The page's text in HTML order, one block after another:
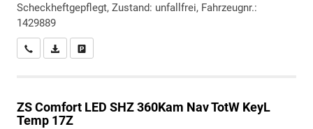
Scheckheftgepflegt, Zustand: unfallfrei, Fahrzeugnr.:
1429889
Wir rufen Sie anPDF-Datei, Fahrzeugexposé drucken
ZSComfort LED SHZ 360Kam Nav TotW KeyL
Temp 17Z